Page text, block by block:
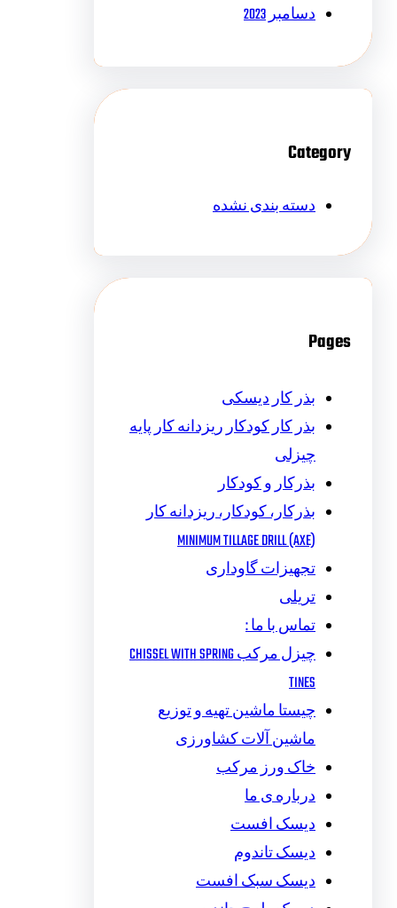
دسامبر 2023
Category
دسته بندی نشده
Pages
بذر کار دیسکی
بذر کار کودکار ریزدانه کار پایه
چیزلی
بذرکار و کودکار
بذرکار، کودکار، ریزدانه کار
MINIMUM TILLAGE DRILL (AXE)
تجهیزات گاوداری
تریلی
تماس با ما :
چیزل مرکب CHISSEL WITH SPRING
TINES
چیستا ماشین تهیه و توزیع
ماشین آلات کشاورزی
خاک ورز مرکب
درباره ی ما
دیسک افست
دیسک تاندوم
دیسک سبک افست